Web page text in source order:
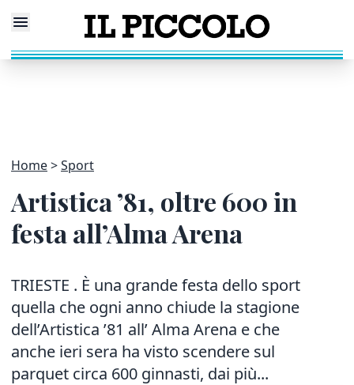
Home Sport
Artistica ’81, oltre 600 in
festa all’Alma Arena
TRIESTE . È una grande festa dello sport
quella che ogni anno chiude la stagione
dell’Artistica ’81 all’ Alma Arena e che
anche ieri sera ha visto scendere sul
parquet circa 600 ginnasti, dai più...